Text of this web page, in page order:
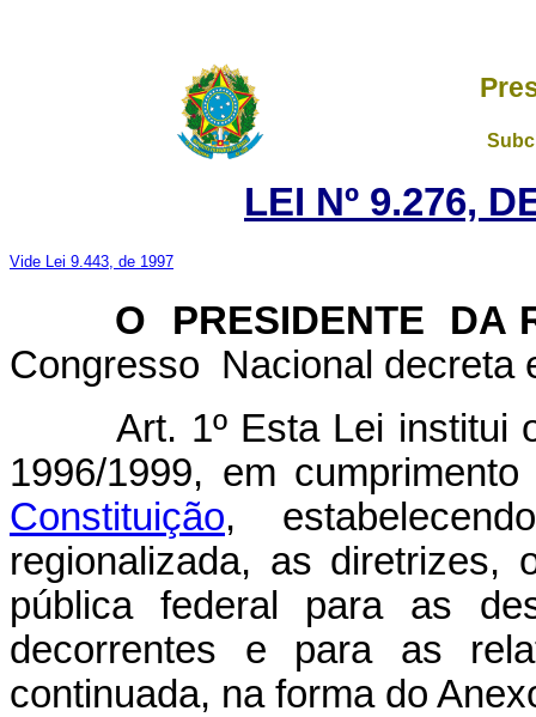
LEI Nº 9.276,
Vide Lei 9.443, de 1997
O PRESIDENTE DA
Congresso Nacional
Art. 1º Esta Lei institui
1996/1999, em
Constituição,
regionalizada, as diretrizes,
pública federal para as
decorrentes e para as
continuada, na forma do